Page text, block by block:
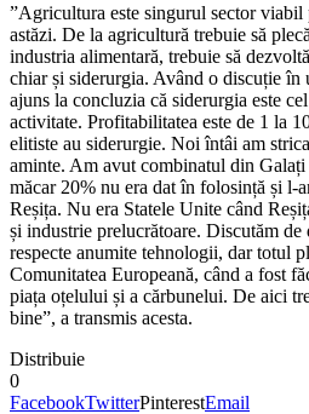
”Agricultura este singurul sector
astăzi. De la agricultură trebuie să
industria alimentară, trebuie să
chiar și siderurgia. Având o discuție în
ajuns la concluzia că siderurgia este
activitate. Profitabilitatea este de 1 la
elitiste au siderurgie. Noi întâi am
aminte. Am avut combinatul din
măcar 20% nu era dat în folosință și l-
Reșița. Nu era Statele Unite când
și industrie prelucrătoare. Discutăm de
respecte anumite tehnologii, dar totul
Comunitatea Europeană, când a fost
piața oțelului și a cărbunelui. De aici
bine”, a transmis acesta.
Distribuie
0
FacebookTwitterPinterestEmail